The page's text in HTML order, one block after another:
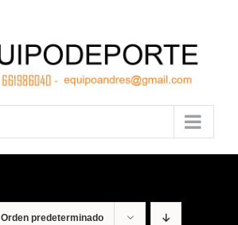
Orden predeterminado